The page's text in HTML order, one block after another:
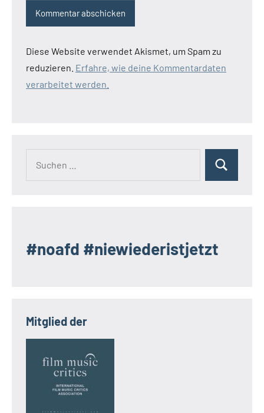
Diese Website verwendet Akismet, um Spam zu
reduzieren. Erfahre, wie deine Kommentardaten
verarbeitet werden.
Suchen
#noafd #niewiederistjetzt
Mitglied der